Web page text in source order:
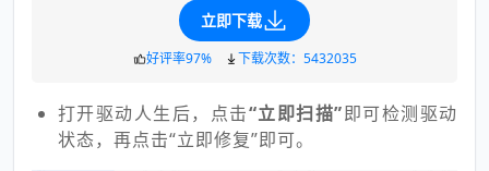
立即下载
好评率97% 下载次数：5432035
打开驱动人生后，点击“立即扫描”即可检测驱动
状态，再点击“立即修复”即可。